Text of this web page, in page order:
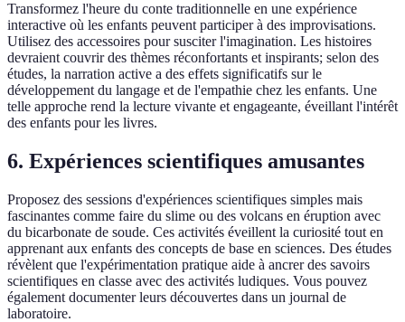
Transformez l'heure du conte traditionnelle en une expérience
interactive où les enfants peuvent participer à des improvisations.
Utilisez des accessoires pour susciter l'imagination. Les histoires
devraient couvrir des thèmes réconfortants et inspirants; selon des
études, la narration active a des effets significatifs sur le
développement du langage et de l'empathie chez les enfants. Une
telle approche rend la lecture vivante et engageante, éveillant l'intérêt
des enfants pour les livres.
6. Expériences scientifiques amusantes
Proposez des sessions d'expériences scientifiques simples mais
fascinantes comme faire du slime ou des volcans en éruption avec
du bicarbonate de soude. Ces activités éveillent la curiosité tout en
apprenant aux enfants des concepts de base en sciences. Des études
révèlent que l'expérimentation pratique aide à ancrer des savoirs
scientifiques en classe avec des activités ludiques. Vous pouvez
également documenter leurs découvertes dans un journal de
laboratoire.